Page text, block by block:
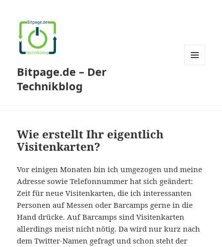
Bitpage.de – Der
Technikblog
Wie erstellt Ihr eigentlich
Visitenkarten?
Vor einigen Monaten bin ich umgezogen und meine
Adresse sowie Telefonnummer hat sich geändert:
Zeit für neue Visitenkarten, die ich interessanten
Personen auf Messen oder Barcamps gerne in die
Hand drücke. Auf Barcamps sind Visitenkarten
allerdings meist nicht nötig. Da wird nur kurz nach
dem Twitter-Namen gefragt und schon steht der